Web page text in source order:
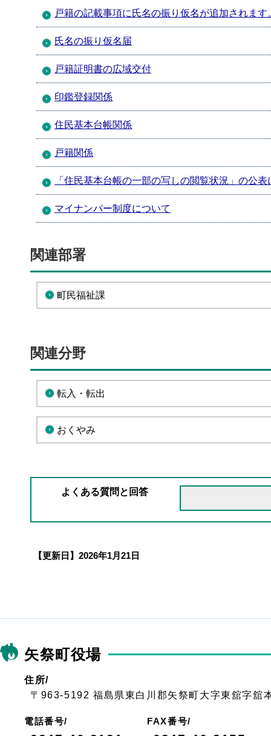
戸籍の記載事項に氏名の振り仮名が追加されます
氏名の振り仮名届
戸籍証明書の広域交付
印鑑登録関係
住民基本台帳関係
戸籍関係
「住民基本台帳の一部の写しの閲覧状況」の公
マイナンバー制度について
関連部署
町民福祉課
関連分野
転入・転出
おくやみ
よくある質問と回答
【更新日】 2026年1月21日
矢祭町役場
住所/
〒963-5192 福島県東白川郡矢祭町大字東舘字舘
電話番号/ FAX番号/